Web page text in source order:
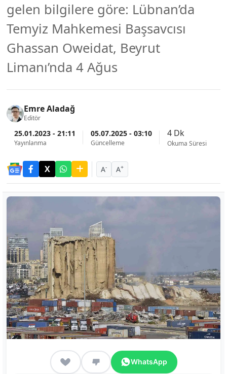
gelen bilgilere göre: Lübnan’da
Temyiz Mahkemesi Başsavcısı
Ghassan Oweidat, Beyrut
Limanı’nda 4 Ağus
Emre Aladağ
Editör
25.01.2023 - 21:11
Yayınlanma
05.07.2025 - 03:10
Güncelleme
4 Dk
Okuma Süresi
A- A+
WhatsApp